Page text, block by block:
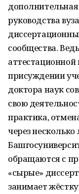
дополнительная
руководства
сообщества.
присуждении
доктора наук
свою
практика,
через
обращаются с
«сырые»
занимает